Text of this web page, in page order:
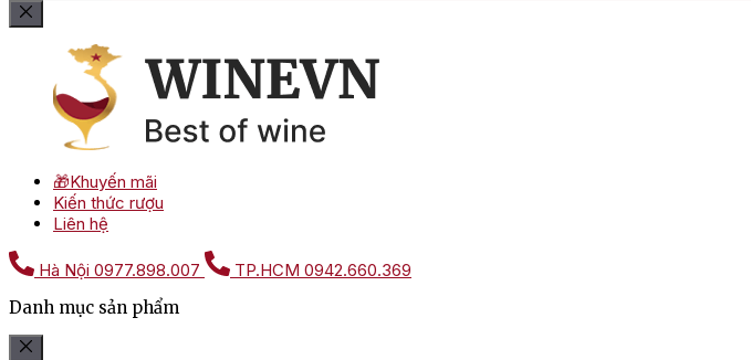
🎁Khuyến mãi
Kiến thức rượu
Liên hệ
Hà Nội 0977.898.007 TP.HCM 0942.660.369
Danh mục sản phẩm